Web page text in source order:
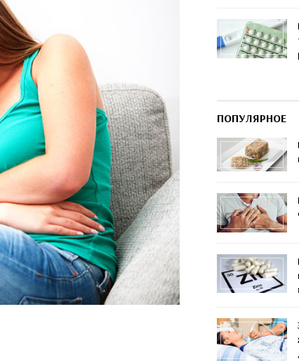
ПОПУЛЯРНОЕ